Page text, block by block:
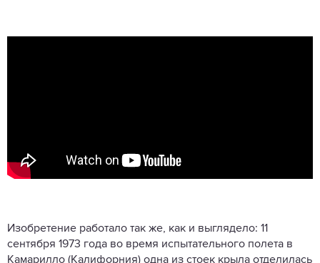
Изобретение работало так же, как и выглядело: 11
сентября 1973 года во время испытательного полета в
Камарилло (Калифорния) одна из стоек крыла отделилась